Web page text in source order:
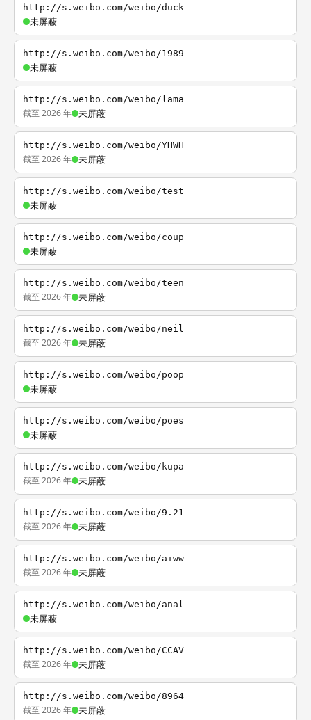
http://s.weibo.com/weibo/duck
未屏蔽
http://s.weibo.com/weibo/1989
未屏蔽
http://s.weibo.com/weibo/lama
截至 2026 年 未屏蔽
http://s.weibo.com/weibo/YHWH
截至 2026 年 未屏蔽
http://s.weibo.com/weibo/test
未屏蔽
http://s.weibo.com/weibo/coup
未屏蔽
http://s.weibo.com/weibo/teen
截至 2026 年 未屏蔽
http://s.weibo.com/weibo/neil
截至 2026 年 未屏蔽
http://s.weibo.com/weibo/poop
未屏蔽
http://s.weibo.com/weibo/poes
未屏蔽
http://s.weibo.com/weibo/kupa
截至 2026 年 未屏蔽
http://s.weibo.com/weibo/9.21
截至 2026 年 未屏蔽
http://s.weibo.com/weibo/aiww
截至 2026 年 未屏蔽
http://s.weibo.com/weibo/anal
未屏蔽
http://s.weibo.com/weibo/CCAV
截至 2026 年 未屏蔽
http://s.weibo.com/weibo/8964
截至 2026 年 未屏蔽